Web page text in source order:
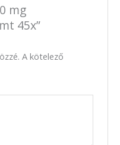
mg
45x”
A kötelező